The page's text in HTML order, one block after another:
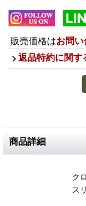
販売価格はお問
返品特約に関す
商品詳細
ク
ス